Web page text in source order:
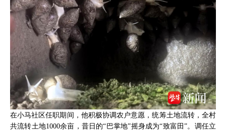
在小马社区任职期间，他积极协调农户意愿，统筹土地流转，全村
共流转土地1000余亩，昔日的“巴掌地”摇身成为“致富田”。调任立